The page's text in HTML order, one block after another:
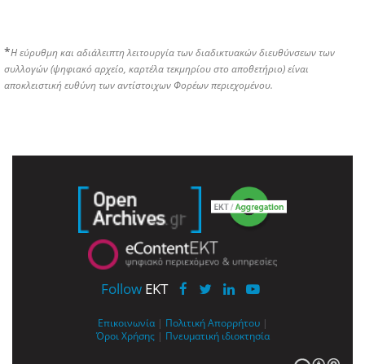
*Η εύρυθμη και αδιάλειπτη λειτουργία των διαδικτυακών διευθύνσεων των
συλλογών (ψηφιακό αρχείο, καρτέλα τεκμηρίου στο αποθετήριο) είναι
αποκλειστική ευθύνη των αντίστοιχων Φορέων περιεχομένου.
Follow EKT
Επικοινωνία | Πολιτική Απορρήτου |
Όροι Χρήσης | Πνευματική ιδιοκτησία